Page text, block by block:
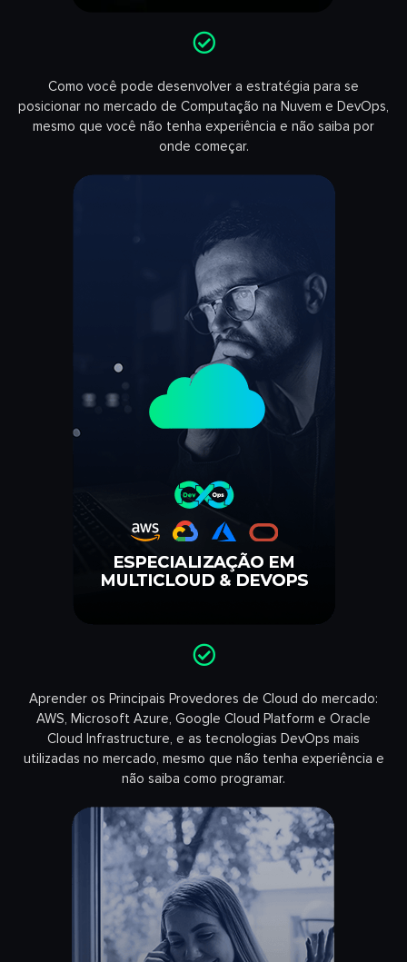
Como você pode desenvolver a estratégia para se
posicionar no mercado de Computação na Nuvem e DevOps,
mesmo que você não tenha experiência e não saiba por
onde começar.
Aprender os Principais Provedores de Cloud do mercado:
AWS, Microsoft Azure, Google Cloud Platform e Oracle
Cloud Infrastructure, e as tecnologias DevOps mais
utilizadas no mercado, mesmo que não tenha experiência e
não saiba como programar.